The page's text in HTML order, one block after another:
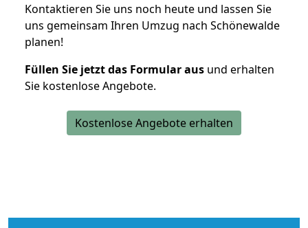
Kontaktieren Sie uns noch heute und lassen Sie
uns gemeinsam Ihren Umzug nach Schönewalde
planen!
Füllen Sie jetzt das Formular aus und erhalten
Sie kostenlose Angebote.
Kostenlose Angebote erhalten